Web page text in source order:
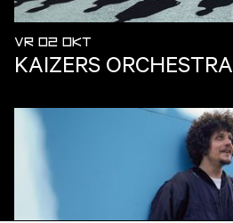
VR 02 OKT
KAIZERS ORCHESTRA